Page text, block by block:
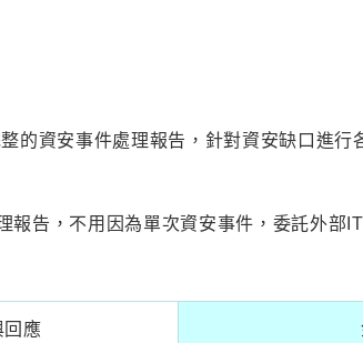
的資安事件處理報告，針對資安缺口進行
告，不用因為單次資安事件，委託外部
回應